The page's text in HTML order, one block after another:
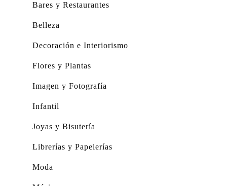
Bares y Restaurantes
Belleza
Decoración e Interiorismo
Flores y Plantas
Imagen y Fotografía
Infantil
Joyas y Bisutería
Librerías y Papelerías
Moda